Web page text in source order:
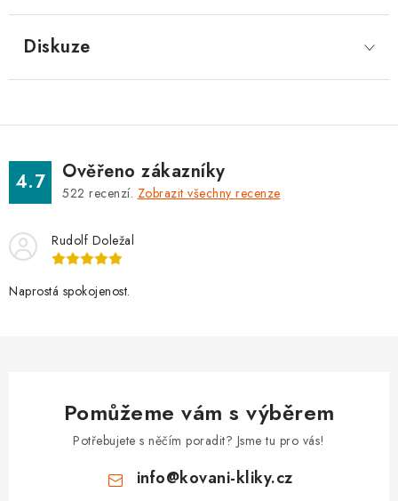
Kontakt O nás
Oboroví ODBORNÍCI
Doporučujeme
Diskuze
4.7 Ověřeno zákazníky
522 recenzí. Zobrazit všechny recenze
Rudolf Doležal
Naprostá spokojenost.
Pomůžeme vám s výběrem
Potřebujete s něčím poradit? Jsme tu pro vás!
info@kovani-kliky.cz